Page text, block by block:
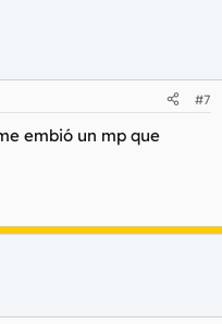
#7
embió un mp que